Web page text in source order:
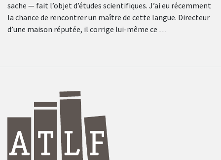
sache — fait l’objet d’études scientifiques. J’ai eu récemment
la chance de rencontrer un maître de cette langue. Directeur
d’une maison réputée, il corrige lui-même ce …